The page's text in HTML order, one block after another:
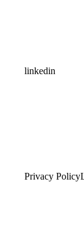
linkedin
Privacy Policy